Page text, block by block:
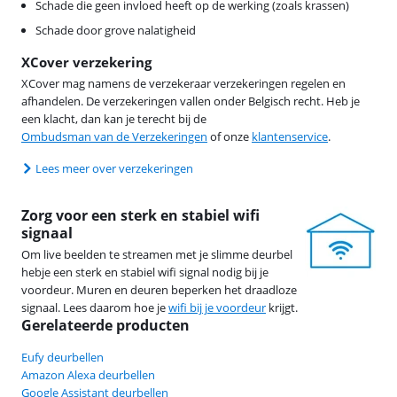
Schade die geen invloed heeft op de werking (zoals krassen)
Schade door grove nalatigheid
XCover verzekering
XCover mag namens de verzekeraar verzekeringen regelen en
afhandelen. De verzekeringen vallen onder Belgisch recht. Heb je
een klacht, dan kan je terecht bij de
Ombudsman van de Verzekeringen of onze klantenservice.
Lees meer over verzekeringen
Zorg voor een sterk en stabiel wifi
signaal
Om live beelden te streamen met je slimme deurbel
hebje een sterk en stabiel wifi signal nodig bij je
voordeur. Muren en deuren beperken het draadloze
signaal. Lees daarom hoe jewifi bij je voordeur krijgt.
Gerelateerde producten
Eufy deurbellen
Amazon Alexa deurbellen
Google Assistant deurbellen